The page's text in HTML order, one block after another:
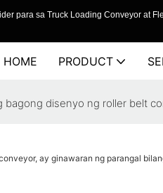
para sa Truck Loading Conveyor at
HOME PRODUCT
bagong disenyo ng roller belt